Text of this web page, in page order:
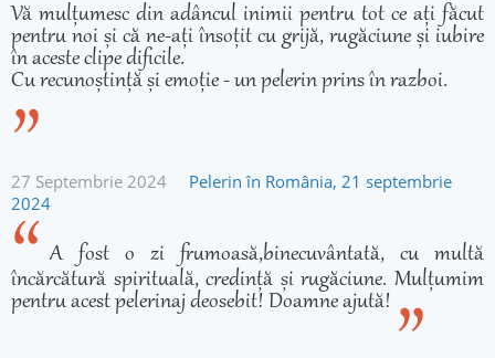
Vă mulțumesc din adâncul inimii pentru tot ce ați făcut
pentru noi și că ne-ați însoțit cu grijă, rugăciune și iubire
în aceste clipe dificile.
Cu recunoștință și emoție - un pelerin prins în razboi.
27 Septembrie 2024
Pelerin în România, 21 septembrie
2024
A fost o zi frumoasă,binecuvântată, cu multă
încărcătură spirituală, credință și rugăciune. Mulțumim
pentru acest pelerinaj deosebit! Doamne ajută!